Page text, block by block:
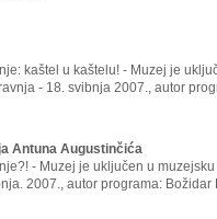
kaštel u kaštelu! - Muzej je
- 18. svibnja 2007., autor
Antuna Augustinčića
- Muzej je uključen u
2007., autor programa: Božidar